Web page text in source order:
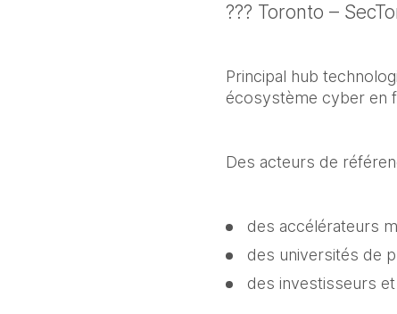
??? Toronto –
Principal hub
écosystème cyber en
Des acteurs de
des accélérateurs
des universités de
des investisseurs